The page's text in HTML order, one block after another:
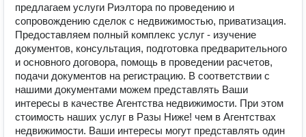
предлагаем услуги Риэлтора по проведению и
сопровождению сделок с недвижимостью, приватизация.
Предоставляем полный комплекс услуг - изучение
документов, консультация, подготовка предварительного
и основного договора, помощь в проведении расчетов,
подачи документов на регистрацию. В соответствии с
нашими документами можем представлять Ваши
интересы в качестве Агентства недвижимости. При этом
стоимость наших услуг в Разы Ниже! чем в Агентствах
недвижимости. Ваши интересы могут представлять один